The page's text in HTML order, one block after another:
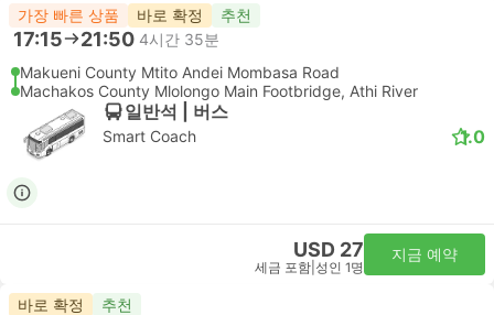
가장 빠른 상품 바로 확정 추천
17:15 21:50 4시간 35분
Makueni County Mtito Andei Mombasa Road
Machakos County Mlolongo Main Footbridge, Athi River
일반석 | 버스
Smart Coach 1.0
USD 27
세금 포함 성인 1명
지금 예약
바로 확정 추천